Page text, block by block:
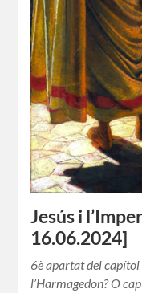
Jesús i
16.06.2024]
6è apartat del
l’Harmagedon? O